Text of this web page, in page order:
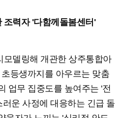
조력자 '다함께돌봄센터'
모델링해 개관한 상주통합아
등생까지를 아우르는 맞춤
업무 집중도를 높여주는 '전
운 사정에 대응하는 긴급 돌